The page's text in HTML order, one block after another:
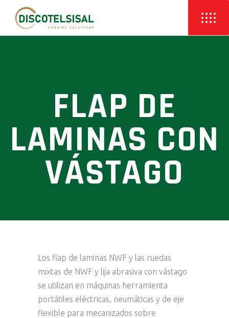
FLAP DE
LAMINAS CON
VÁSTAGO
Los flap de laminas NWF y las ruedas
mixtas de NWF y lija abrasiva con vástago
se utilizan en máquinas herramienta
portátiles eléctricas, neumáticas y de eje
flexible para mecanizados sobre